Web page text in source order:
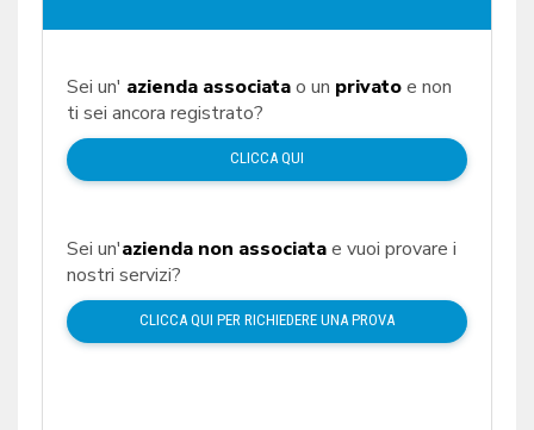
Sei un' azienda associatao un privatoe non
ti sei ancora registrato?
CLICCA QUI
Sei un'azienda non associatae vuoi provare i
nostri servizi?
CLICCA QUI PER RICHIEDERE UNA PROVA